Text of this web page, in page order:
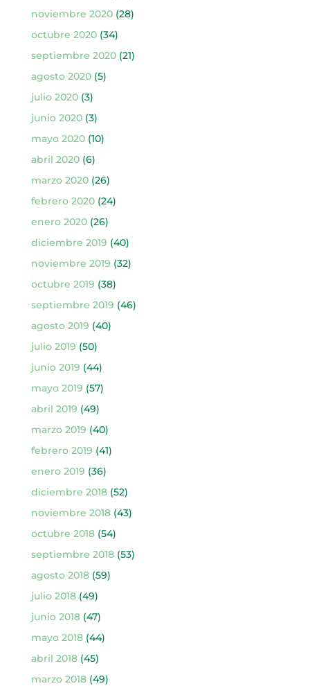
noviembre 2020(28)
octubre 2020(34)
septiembre 2020(21)
agosto 2020(5)
julio 2020(3)
junio 2020(3)
mayo 2020(10)
abril 2020(6)
marzo 2020(26)
febrero 2020(24)
enero 2020(26)
diciembre 2019 (40)
noviembre 2019 (32)
octubre 2019 (38)
septiembre 2019 (46)
agosto 2019 (40)
julio 2019 (50)
junio 2019 (44)
mayo 2019 (57)
abril 2019 (49)
marzo 2019 (40)
febrero 2019 (41)
enero 2019 (36)
diciembre 2018(52)
noviembre 2018(43)
octubre 2018(54)
septiembre 2018(53)
agosto 2018(59)
julio 2018(49)
junio 2018(47)
mayo 2018(44)
abril 2018(45)
marzo 2018(49)